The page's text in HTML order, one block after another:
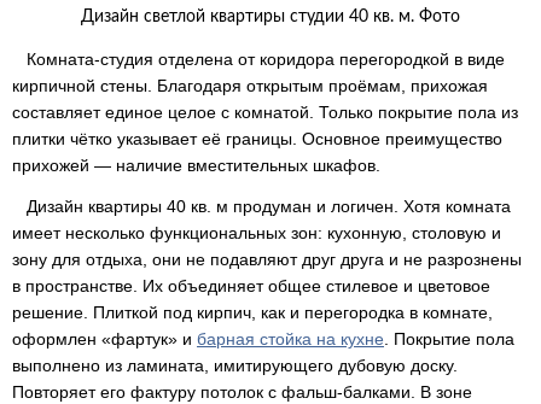
Дизайн светлой квартиры студии 40 кв. м. Фото
Комната-студия отделена от коридора перегородкой в виде
кирпичной стены. Благодаря открытым проёмам, прихожая
составляет единое целое с комнатой. Только покрытие пола из
плитки чётко указывает её границы. Основное преимущество
прихожей — наличие вместительных шкафов.
Дизайн квартиры 40 кв. м продуман и логичен. Хотя комната
имеет несколько функциональных зон: кухонную, столовую и
зону для отдыха, они не подавляют друг друга и не разрознены
в пространстве. Их объединяет общее стилевое и цветовое
решение. Плиткой под кирпич, как и перегородка в комнате,
оформлен «фартук» и барная стойка на кухне . Покрытие пола
выполнено из ламината, имитирующего дубовую доску.
Повторяет его фактуру потолок с фальш-балками. В зоне